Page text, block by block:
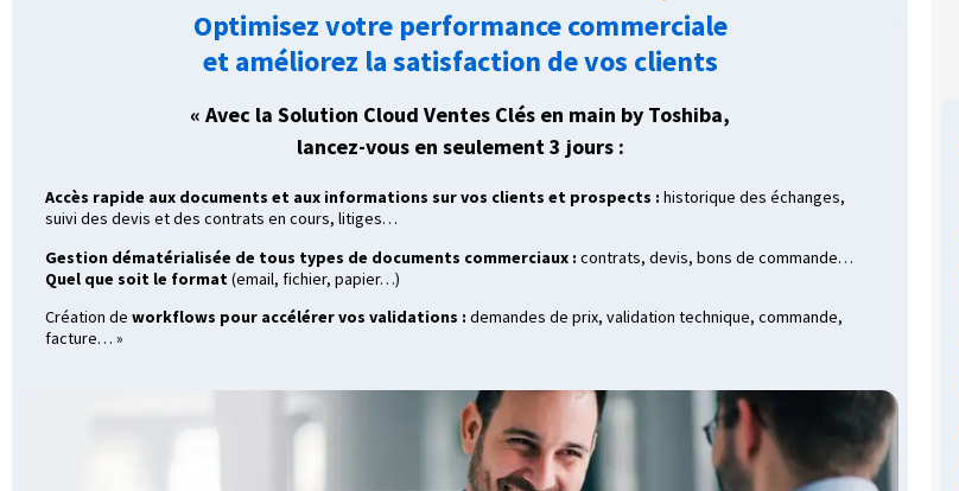
Optimisez votre performance commerciale
et améliorez la satisfaction de vos clients
« Avec la Solution Cloud Ventes Clés en main by Toshiba,
lancez-vous en seulement 3 jours :
Accès rapide aux documents et aux informations sur vos clients et prospects : historique des échanges,
suivi des devis et des contrats en cours, litiges…
Gestion dématérialisée de tous types de documents commerciaux : contrats, devis, bons de commande…
Quel que soit le format(email, fichier, papier…)
Création de workflows pour accélérer vos validations : demandes de prix, validation technique, commande,
facture… »